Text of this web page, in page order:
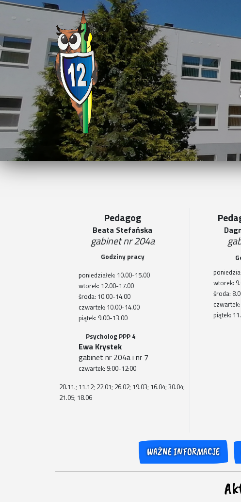
Pedagog
Beata Stefańska
gabinet nr 204a
Godziny pracy
poniedziałek: 10.00-15.00
wtorek: 12.00-17.00
środa: 10.00-14.00
czwartek: 10.00-14.00
piątek: 9.00-13.00
Psycholog PPP 4
Ewa Krystek
gabinet nr 204a i nr 7
czwartek: 9:00-12:00
20.11.; 11.12; 22.01; 26.02; 19.03; 16.04; 30.04;
21.05; 18.06
wtorek:
środa:
piątek:
WAŻNE INFORMACJE